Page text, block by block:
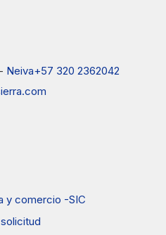
- Neiva+57 320 2362042
y comercio -SIC